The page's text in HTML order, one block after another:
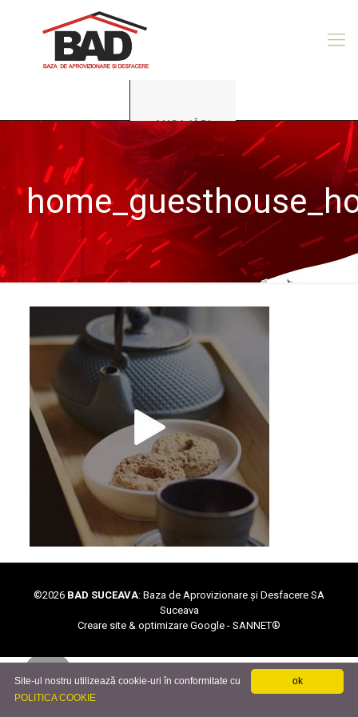
ANGAJĂRI
©2026 BAD SUCEAVA: Baza de Aprovizionare și Desfacere SA
Suceava
Creare site & optimizare Google - SANNET®
ok
Site-ul nostru utilizează cookie-uri în conformitate cu
POLITICA COOKIE